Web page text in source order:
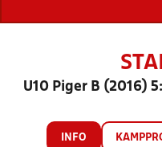
U10 Piger B (2016)
INFO